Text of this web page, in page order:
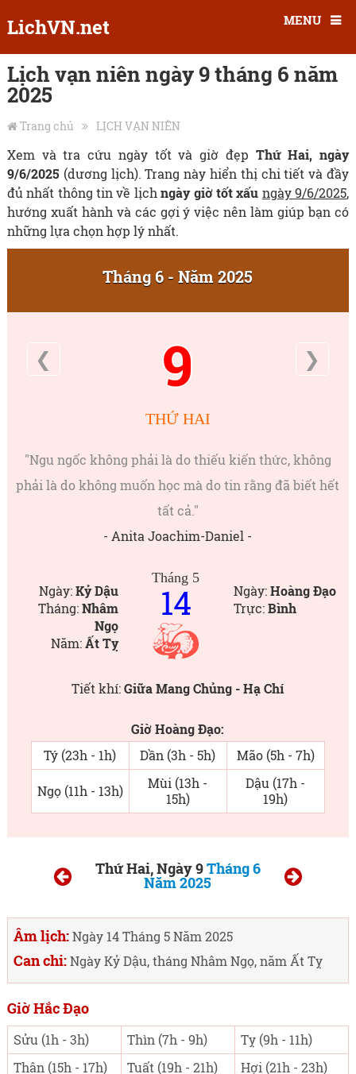
LichVN.net MENU
Lịch vạn niên ngày 9 tháng 6 năm
2025
Trang chủ LỊCH VẠN NIÊN
Xem và tra cứu ngày tốt và giờ đẹp Thứ Hai, ngày
9/6/2025 (dương lịch). Trang này hiển thị chi tiết và đầy
đủ nhất thông tin về lịchngày giờ tốt xấu ngày 9/6/2025,
hướng xuất hành và các gợi ý việc nên làm giúp bạn có
những lựa chọn hợp lý nhất.
Tháng 6 - Năm 2025
❮ 9 ❯
THỨ HAI
"Ngu ngốc không phải là do thiếu kiến thức, không
phải là do không muốn học mà do tin rằng đã biết hết
tất cả."
- Anita Joachim-Daniel -
Ngày:Kỷ Dậu
Tháng:Nhâm
Ngọ
Năm:Ất Tỵ
Tháng 5
14 Ngày:Hoàng Đạo
Trực:Bình
Tiết khí:Giữa Mang Chủng - Hạ Chí
Giờ Hoàng Đạo:
Tý (23h - 1h)
Dần (3h - 5h) Mão (5h - 7h)
Ngọ (11h - 13h)
Mùi (13h -
15h)
Dậu (17h -
19h)
Thứ Hai, Ngày 9Tháng 6
Năm 2025
Âm lịch:Ngày 14 Tháng 5 Năm 2025
Can chi:Ngày Kỷ Dậu, tháng Nhâm Ngọ, năm Ất Tỵ
Giờ Hắc Đạo
Sửu (1h - 3h) Thìn (7h - 9h)
Tỵ (9h - 11h)
Thân (15h - 17h)
Tuất (19h - 21h) Hợi (21h - 23h)